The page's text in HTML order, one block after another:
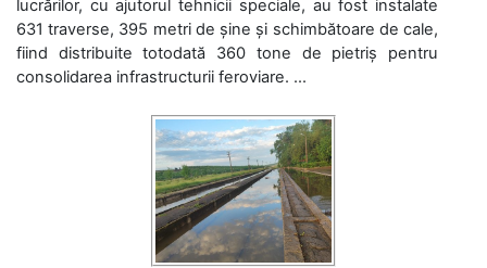
lucrărilor, cu ajutorul tehnicii speciale, au fost instalate
631 traverse, 395 metri de șine și schimbătoare de cale,
fiind distribuite totodată 360 tone de pietriș pentru
consolidarea infrastructurii feroviare. ...